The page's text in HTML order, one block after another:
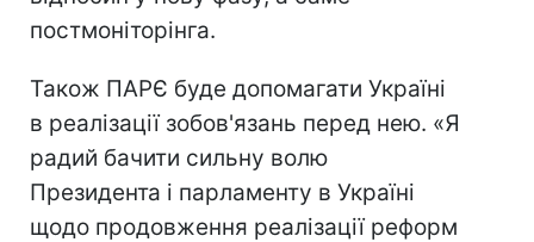
постмоніторінга.
Також ПАРЄ буде допомагати Україні
в реалізації зобов'язань перед нею. «Я
радий бачити сильну волю
Президента і парламенту в Україні
щодо продовження реалізації реформ